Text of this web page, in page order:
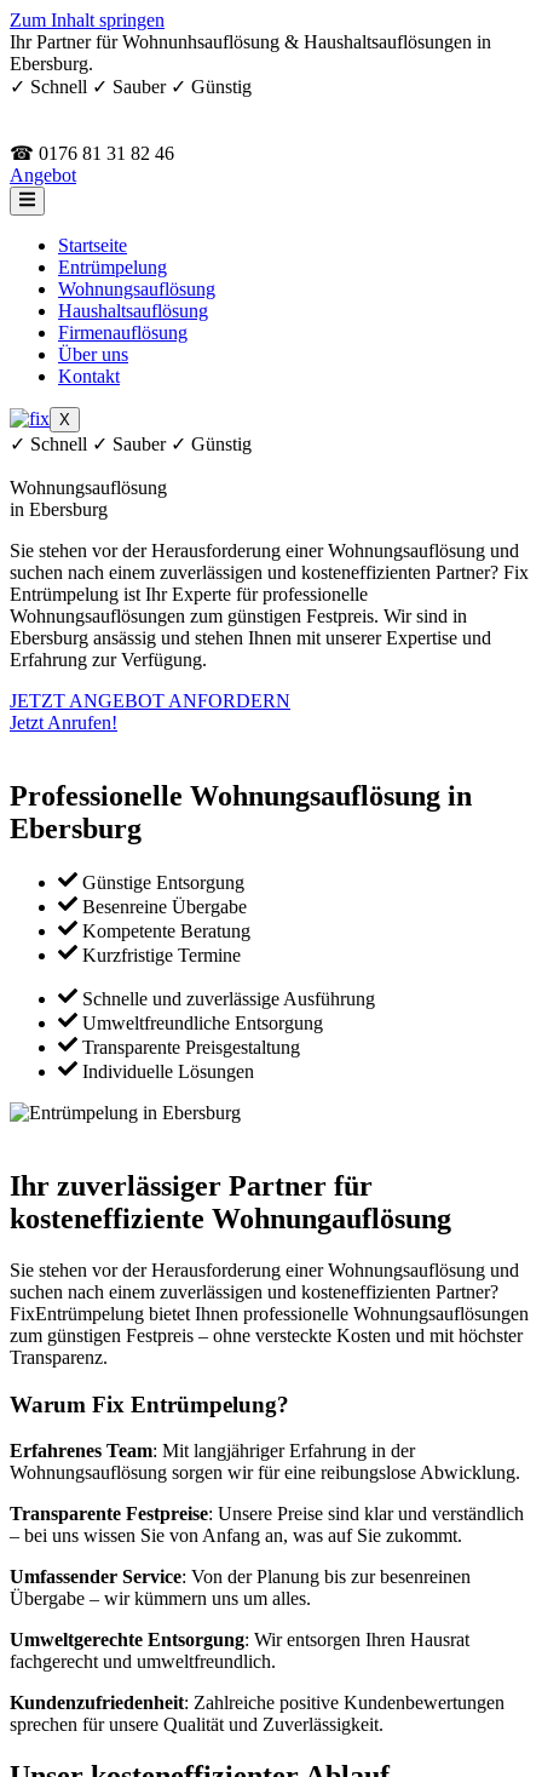
Zum Inhalt springen
Ihr Partner für Wohnunhsauflösung & Haushaltsauflösungen in
Ebersburg.
✓ Schnell ✓ Sauber ✓ Günstig
☎ 0176 81 31 82 46
Angebot
Startseite
Entrümpelung
Wohnungsauflösung
Haushaltsauflösung
Firmenauflösung
Über uns
Kontakt
X
✓ Schnell ✓ Sauber ✓ Günstig
Wohnungsauflösung
in Ebersburg
Sie stehen vor der Herausforderung einer Wohnungsauflösung und
suchen nach einem zuverlässigen und kosteneffizienten Partner? Fix
Entrümpelung ist Ihr Experte für professionelle
Wohnungsauflösungen zum günstigen Festpreis. Wir sind in
Ebersburg ansässig und stehen Ihnen mit unserer Expertise und
Erfahrung zur Verfügung.
JETZT ANGEBOT ANFORDERN
Jetzt Anrufen!
Professionelle Wohnungsauflösung in
Ebersburg
Günstige Entsorgung
Besenreine Übergabe
Kompetente Beratung
Kurzfristige Termine
Schnelle und zuverlässige Ausführung
Umweltfreundliche Entsorgung
Transparente Preisgestaltung
Individuelle Lösungen
Ihr zuverlässiger Partner für
kosteneffiziente Wohnungauflösung
Sie stehen vor der Herausforderung einer Wohnungsauflösung und
suchen nach einem zuverlässigen und kosteneffizienten Partner?
FixEntrümpelung bietet Ihnen professionelle Wohnungsauflösungen
zum günstigen Festpreis – ohne versteckte Kosten und mit höchster
Transparenz.
Warum Fix Entrümpelung?
Erfahrenes Team: Mit langjähriger Erfahrung in der
Wohnungsauflösung sorgen wir für eine reibungslose Abwicklung.
Transparente Festpreise: Unsere Preise sind klar und verständlich
– bei uns wissen Sie von Anfang an, was auf Sie zukommt.
Umfassender Service: Von der Planung bis zur besenreinen
Übergabe – wir kümmern uns um alles.
Umweltgerechte Entsorgung: Wir entsorgen Ihren Hausrat
fachgerecht und umweltfreundlich.
Kundenzufriedenheit: Zahlreiche positive Kundenbewertungen
sprechen für unsere Qualität und Zuverlässigkeit.